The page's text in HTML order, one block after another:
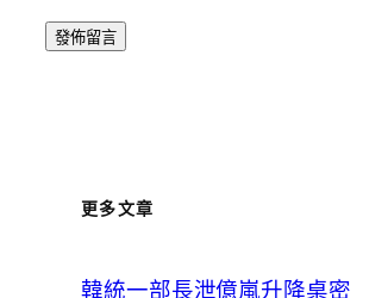
更多文章
韓統一部長泄億嵐升降桌密